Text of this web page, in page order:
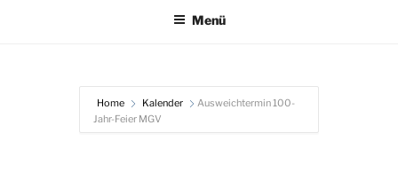
Menü
Home Kalender
Ausweichtermin 100-
Jahr-Feier MGV